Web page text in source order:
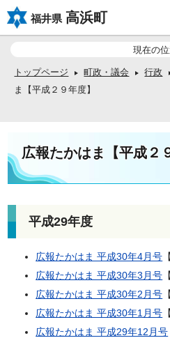
福井県 高浜町
現在の
トップページ 町政・議会 行政
ま【平成２９年度】
広報たかはま【平成２
平成29年度
広報たかはま 平成30年4月号
広報たかはま 平成30年3月号
広報たかはま 平成30年2月号
広報たかはま 平成30年1月号
広報たかはま 平成29年12月号